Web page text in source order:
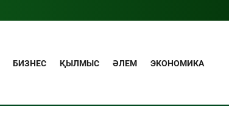
БИЗНЕС ҚЫЛМЫС ӘЛЕМ ЭКОНОМИКА